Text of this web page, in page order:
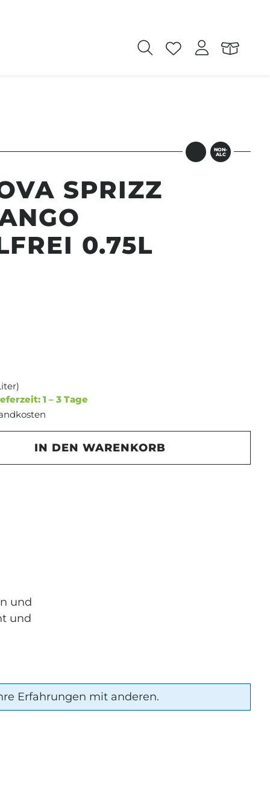
NON-
ALC
SPRIZZ
0.75L
1 – 3 Tage
den gewünschten Wert ein oder
IN DEN WARENKORB
und
und
Erfahrungen mit anderen.